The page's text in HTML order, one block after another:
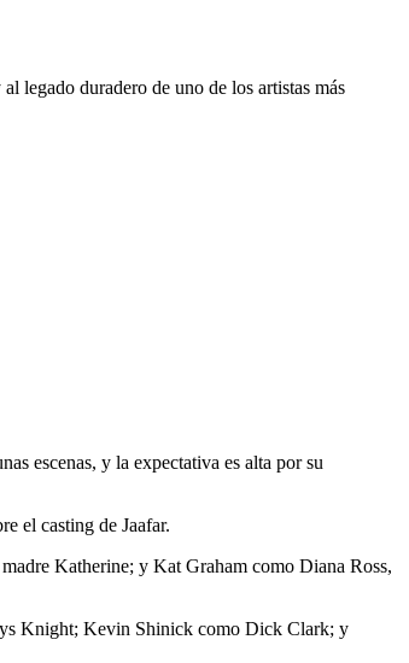
legado duradero de uno de los artistas más
escenas, y la expectativa es alta por su
el casting de Jaafar.
Katherine; y Kat Graham como Diana Ross,
Knight; Kevin Shinick como Dick Clark; y